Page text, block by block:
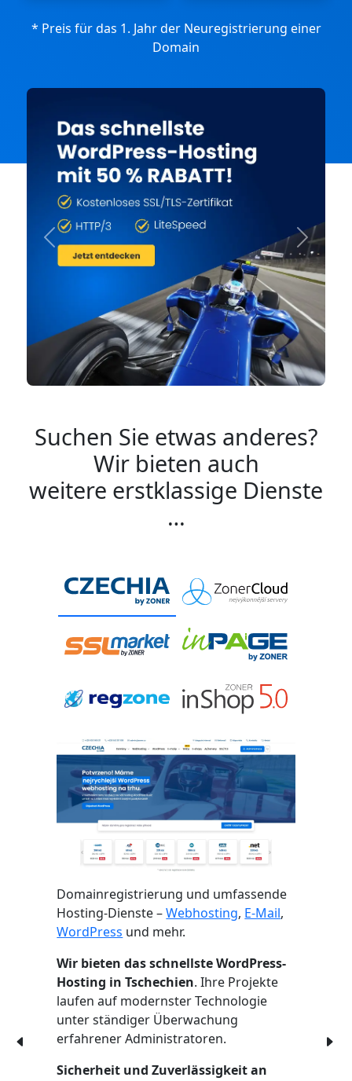
* Preis für das 1. Jahr der Neuregistrierung einer
Domain
Previous Next
Suchen Sie etwas anderes?
Wir bieten auch
weitere erstklassige Dienste
…
Domainregistrierung und umfassende
Hosting-Dienste –Webhosting, E-Mail,
WordPress und mehr.
Wir bieten das schnellste WordPress-
Hosting in Tschechien. Ihre Projekte
laufen auf modernster Technologie
unter ständiger Überwachung
erfahrener Administratoren.
Sicherheit und Zuverlässigkeit an